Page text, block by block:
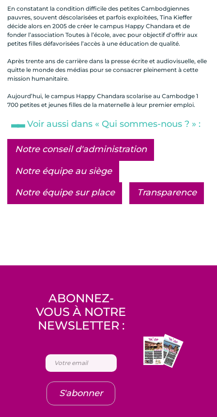
En constatant la condition difficile des petites Cambodgiennes
pauvres, souvent déscolarisées et parfois exploitées, Tina Kieffer
décide alors en 2005 de créer le campus Happy Chandara et de
fonder l’association Toutes à l’école, avec pour objectif d’offrir aux
petites filles défavorisées l’accès à une éducation de qualité.
Après trente ans de carrière dans la presse écrite et audiovisuelle, elle
quitte le monde des médias pour se consacrer pleinement à cette
mission humanitaire.
Aujourd’hui, le campus Happy Chandara scolarise au Cambodge 1
700 petites et jeunes filles de la maternelle à leur premier emploi.
Voir aussi dans « Qui sommes-nous ? » :
Notre conseil d'administration
Notre équipe au siège
Notre équipe sur place Transparence
ABONNEZ-
VOUS À NOTRE
NEWSLETTER :
S'abonner